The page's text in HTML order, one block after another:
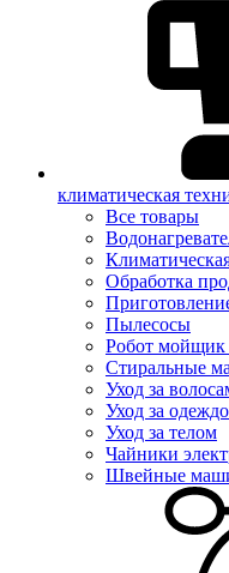
климатическая
Все товары
Обработка
Пылесосы
Робот мойщик
Стиральные
Уход за
Уход за
Уход за телом
Чайники
Швейные